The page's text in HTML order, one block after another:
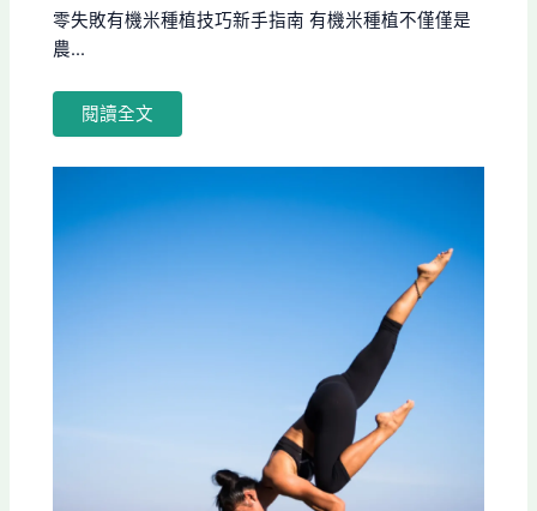
零失敗有機米種植技巧新手指南 有機米種植不僅僅是
農...
閱讀全文